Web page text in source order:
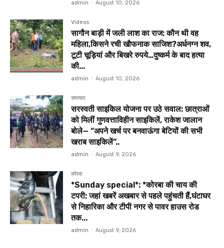
admin - August 10, 2026
Videos
सागौन बाड़ी में जली लाश का राज: कौन थी वह
महिला,किसने रची खौफनाक साजिश?अर्धनग्न शव,
टूटी चूड़ियां और बिखरे रुपये…दुष्कर्म के बाद हत्या
की...
admin - August 10, 2026
समाचार
सरस्वती साइकिल योजना पर उठे सवाल: छात्राओं
को मिलीं गुणवत्ताविहीन साइकिलें, राकेश जालान
बोले— “अपने खर्च पर बनवाऊंगा बेटियों की सभी
खराब साइकिलें”..
admin - August 9, 2026
कोरबा
*Sunday special*: *कोरबा की चाय की
टपरी: जहां खबरें अखबार से पहले पहुंचती हैं,घंटाघर
से निहारिका और टीपी नगर से पावर हाउस रोड
तक...
admin - August 9, 2026